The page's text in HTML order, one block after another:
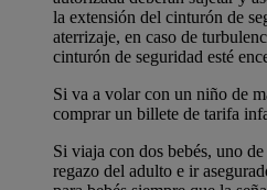
la extensión del cinturón de
aterrizaje, en caso de
cinturón de seguridad esté
Si va a volar con un niño de
comprar un billete de tarifa
Si viaja con dos bebés, uno
regazo del adulto e ir